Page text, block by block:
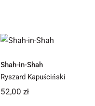
Shah-in-Shah
Shah-in-Shah
Ryszard Kapuściński
52,00 zł